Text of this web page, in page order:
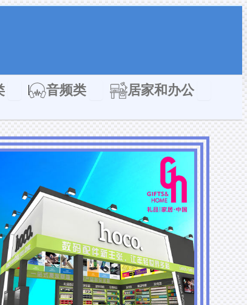
Open 充电类音频类 Open 音频类居家和办公 Open 居家